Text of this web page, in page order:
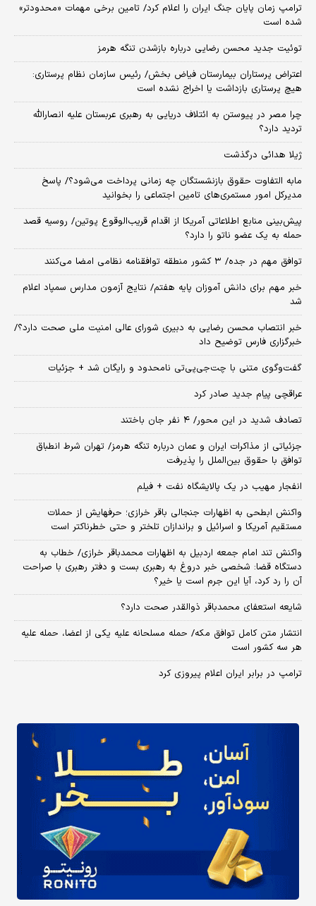
ترامپ زمان پایان جنگ ایران را اعلام کرد/ تامین برخی مهمات «محدودتر»
شده است
توئیت جدید محسن رضایی درباره بازشدن تنگه هرمز
اعتراض پرستاران بیمارستان فیاض بخش/ رئیس سازمان نظام پرستاری:
هیچ پرستاری بازداشت یا اخراج نشده است
چرا مصر در پیوستن به ائتلاف دریایی به رهبری عربستان علیه انصارالله
تردید دارد؟
ژیلا هدائی درگذشت
مابه التفاوت حقوق بازنشستگان چه زمانی پرداخت می‌شود؟/ پاسخ
مدیرکل امور مستمری‌های تامین اجتماعی را بخوانید
پیش‌بینی منابع اطلاعاتی آمریکا از اقدام قریب‌الوقوع پوتین/ روسیه قصد
حمله به یک عضو ناتو را دارد؟
توافق مهم در جده/ ۳ کشور منطقه توافقنامه نظامی امضا می‌کنند
خبر مهم برای دانش آموزان پایه هفتم/ نتایج آزمون مدارس سمپاد اعلام
شد
خبر انتصاب محسن رضایی به دبیری شورای عالی امنیت ملی صحت دارد؟/
خبرگزاری فارس توضیح داد
گفت‌وگوی متنی با چت‌جی‌پی‌تی نامحدود و رایگان شد + جزئیات
عراقچی پیام جدید صادر کرد
تصادف شدید در این محور/ ۴ نفر جان باختند
جزئیاتی از مذاکرات ایران و عمان درباره تنگه هرمز/ تهران شرط انطباق
توافق با حقوق بین‌الملل را پذیرفت
انفجار مهیب در یک پالایشگاه نفت + فیلم
واکنش ابطحی به اظهارات جنجالی باقر خرازی؛ حرفهایش از حملات
مستقیم آمریکا و اسرائیل و براندازان تلختر و حتی خطرناکتر است
واکنش تند امام جمعه اردبیل به اظهارات محمدباقر خرازی/ خطاب به
دستگاه قضا: شخصی خبر دروغ به رهبری بست و دفتر رهبری با صراحت
آن را رد کرد، آیا این جرم است یا خیر؟
شایعه استعفای محمدباقر ذوالقدر صحت دارد؟
انتشار متن کامل توافق مکه/ حمله مسلحانه علیه یکی از اعضا، حمله علیه
هر سه کشور است
ترامپ در برابر ایران اعلام پیروزی کرد